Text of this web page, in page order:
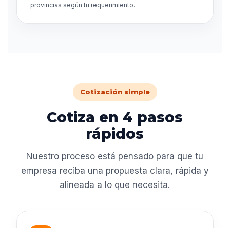
provincias según tu requerimiento.
Cotización simple
Cotiza en 4 pasos
rápidos
Nuestro proceso está pensado para que tu
empresa reciba una propuesta clara, rápida y
alineada a lo que necesita.